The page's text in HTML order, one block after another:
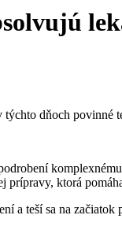
dňoch povinné
ktorá
a teší sa na